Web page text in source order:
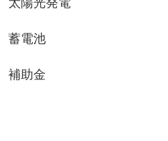
蓄電池
補助金